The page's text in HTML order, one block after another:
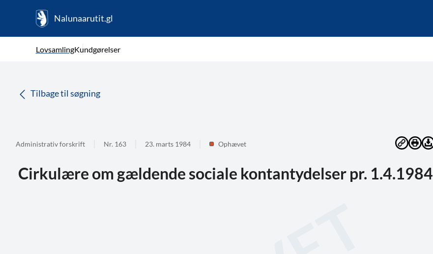
Nalunaarutit.gl
LovsamlingKundgørelser
Tilbage til søgning
Administrativ forskrift Nr. 163 23. marts 1984 Ophævet
Cirkulære om gældende sociale kontantydelser pr. 1.4.1984